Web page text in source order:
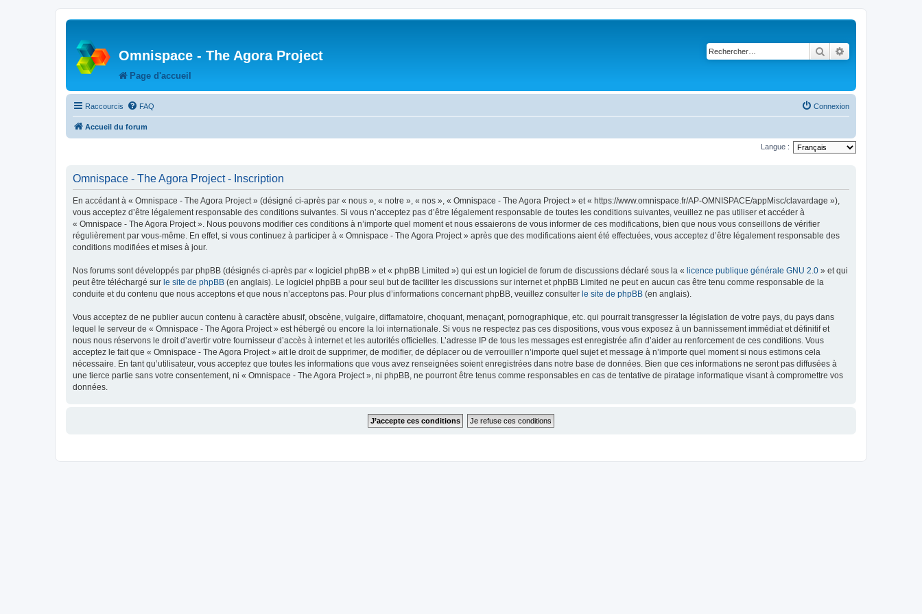
Omnispace - The Agora Project
Page d'accueil
Rechercher
Raccourcis FAQ Connexion
Accueil du forum
Langue :
Omnispace - The Agora Project - Inscription
En accédant à « Omnispace - The Agora Project » (désigné ci-après par « nous », « notre », « nos », « Omnispace - The Agora Project » et « https://www.omnispace.fr/AP-OMNISPACE/appMisc/clavardage »),
vous acceptez d’être légalement responsable des conditions suivantes. Si vous n’acceptez pas d’être légalement responsable de toutes les conditions suivantes, veuillez ne pas utiliser et accéder à
« Omnispace - The Agora Project ». Nous pouvons modifier ces conditions à n’importe quel moment et nous essaierons de vous informer de ces modifications, bien que nous vous conseillons de vérifier
régulièrement par vous-même. En effet, si vous continuez à participer à « Omnispace - The Agora Project » après que des modifications aient été effectuées, vous acceptez d’être légalement responsable des
conditions modifiées et mises à jour.
Nos forums sont développés par phpBB (désignés ci-après par « logiciel phpBB » et « phpBB Limited ») qui est un logiciel de forum de discussions déclaré sous la « licence publique générale GNU 2.0 » et qui
peut être téléchargé sur le site de phpBB (en anglais). Le logiciel phpBB a pour seul but de faciliter les discussions sur internet et phpBB Limited ne peut en aucun cas être tenu comme responsable de la
conduite et du contenu que nous acceptons et que nous n’acceptons pas. Pour plus d’informations concernant phpBB, veuillez consulter le site de phpBB (en anglais).
Vous acceptez de ne publier aucun contenu à caractère abusif, obscène, vulgaire, diffamatoire, choquant, menaçant, pornographique, etc. qui pourrait transgresser la législation de votre pays, du pays dans
lequel le serveur de « Omnispace - The Agora Project » est hébergé ou encore la loi internationale. Si vous ne respectez pas ces dispositions, vous vous exposez à un bannissement immédiat et définitif et
nous nous réservons le droit d’avertir votre fournisseur d’accès à internet et les autorités officielles. L’adresse IP de tous les messages est enregistrée afin d’aider au renforcement de ces conditions. Vous
acceptez le fait que « Omnispace - The Agora Project » ait le droit de supprimer, de modifier, de déplacer ou de verrouiller n’importe quel sujet et message à n’importe quel moment si nous estimons cela
nécessaire. En tant qu’utilisateur, vous acceptez que toutes les informations que vous avez renseignées soient enregistrées dans notre base de données. Bien que ces informations ne seront pas diffusées à
une tierce partie sans votre consentement, ni « Omnispace - The Agora Project », ni phpBB, ne pourront être tenus comme responsables en cas de tentative de piratage informatique visant à compromettre vos
données.